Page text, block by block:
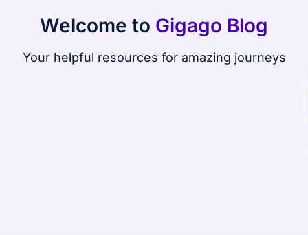
Welcome to Gigago Blog
Your helpful resources for amazing journeys